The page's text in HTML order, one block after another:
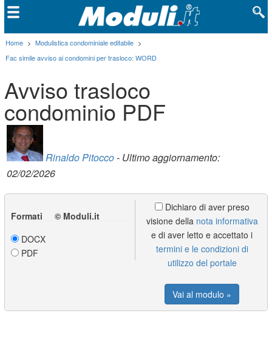
Home > Modulistica condominiale editabile >
Fac simile avviso ai condomini per trasloco: WORD
Avviso trasloco
condominio PDF
Rinaldo Pitocco- Ultimo aggiornamento:
02/02/2026
Formati © Moduli.it
DOCX
PDF
Dichiaro di aver preso
visione della nota informativa
e di aver letto e accettato i
termini e le condizioni di
utilizzo del portale
Vai al modulo »